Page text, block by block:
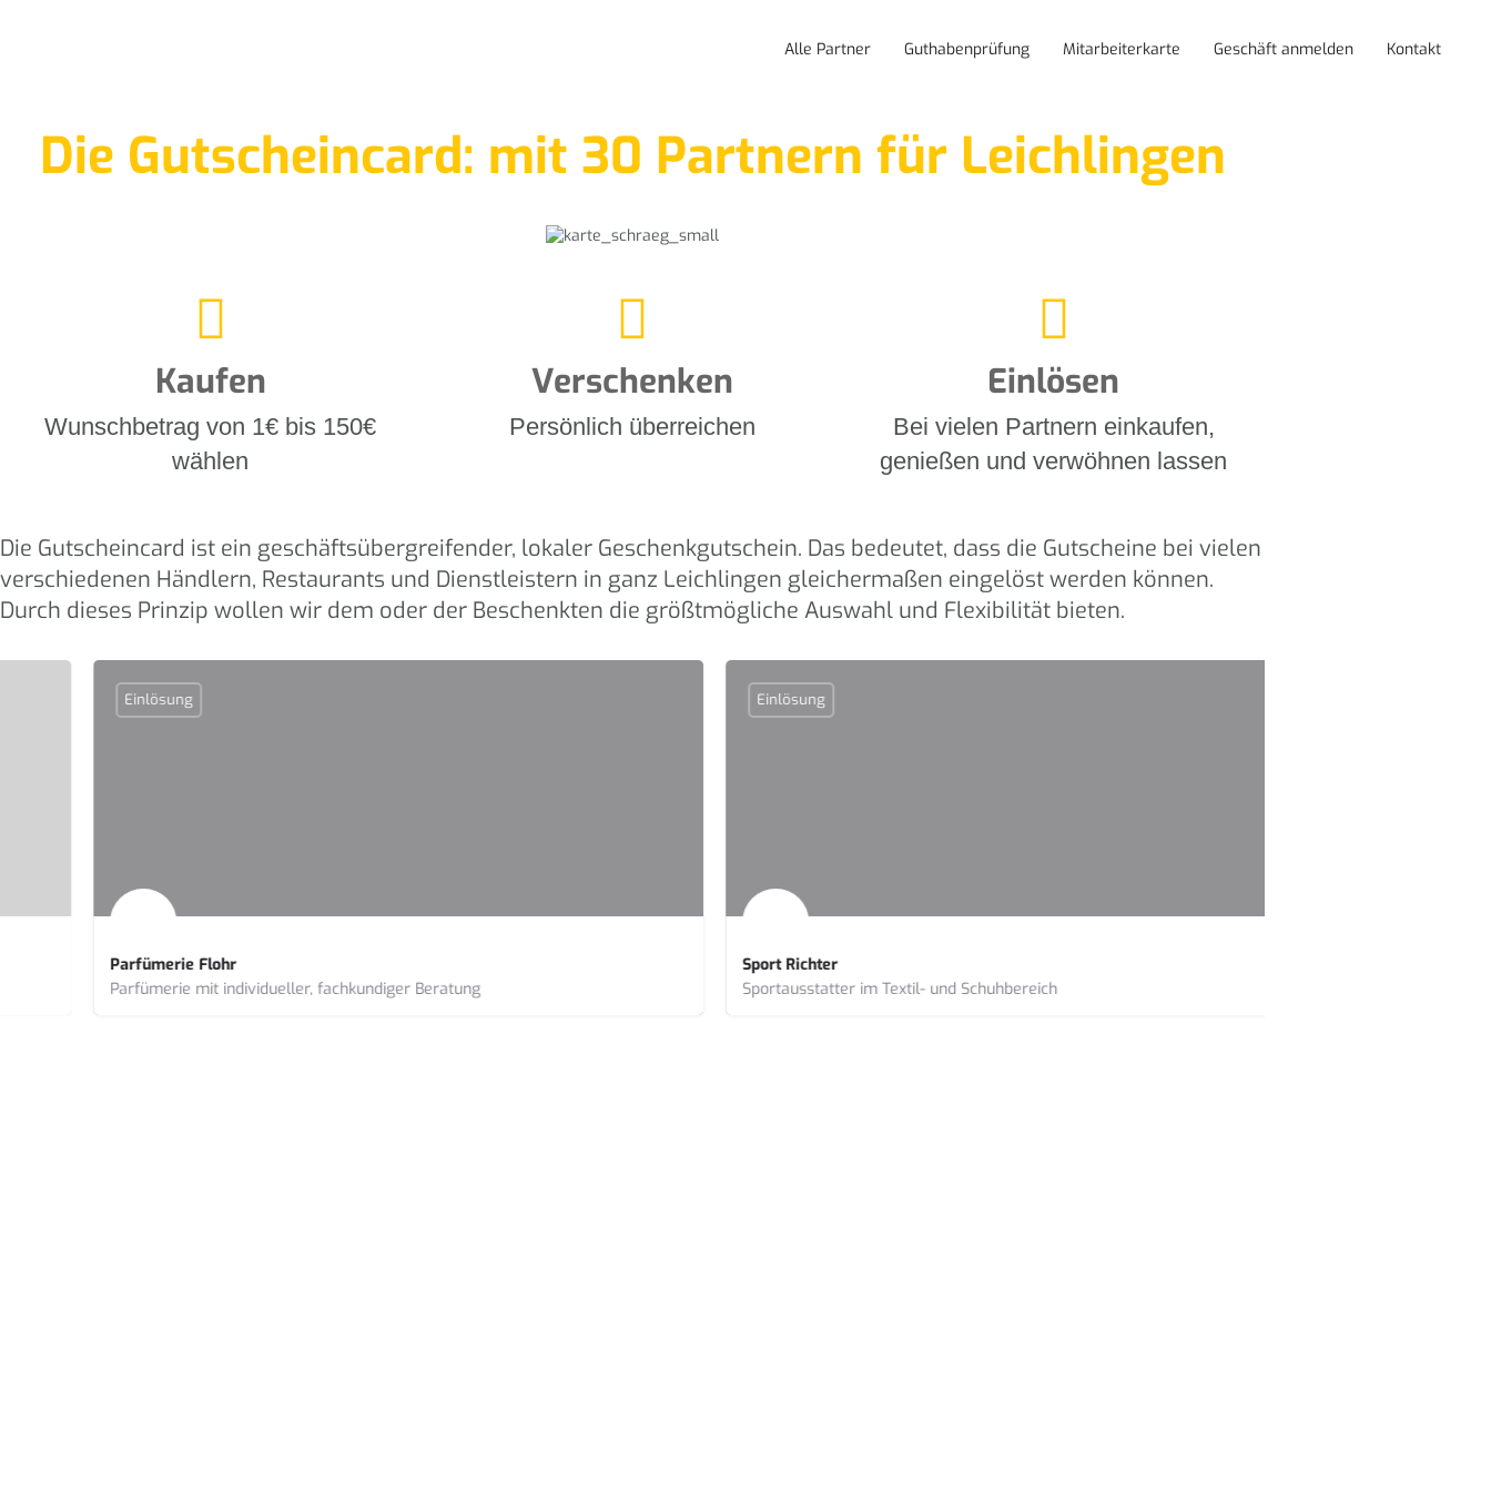
Alle Partner Guthabenprüfung Mitarbeiterkarte Geschäft anmelden Kontakt
Die Gutscheincard: mit 30 Partnern für Leichlingen
Kaufen
Wunschbetrag von 1€ bis 150€
wählen
Verschenken
Persönlich überreichen
Einlösen
Bei vielen Partnern einkaufen,
genießen und verwöhnen lassen
Die Gutscheincard ist ein geschäftsübergreifender, lokaler Geschenkgutschein. Das bedeutet, dass die Gutscheine bei vielen
verschiedenen Händlern, Restaurants und Dienstleistern in ganz Leichlingen gleichermaßen eingelöst werden können.
Durch dieses Prinzip wollen wir dem oder der Beschenkten die größtmögliche Auswahl und Flexibilität bieten.
Parfümerie Flohr
Parfümerie mit individueller, fachkundiger Beratung
Sport Richter
Sportausstatter im Textil- und Schuhbereich